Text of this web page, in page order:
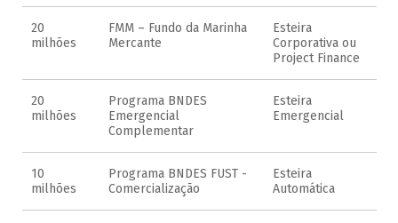
20
milhões
FMM – Fundo da Marinha
Mercante
Esteira
Corporativa ou
Project Finance
20
milhões
Programa BNDES
Emergencial
Complementar
Esteira
Emergencial
10
milhões
Programa BNDES FUST -
Comercialização
Esteira
Automática